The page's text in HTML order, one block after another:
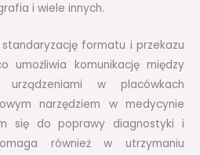
i wiele innych.
formatu i przekazu
umożliwia komunikację między
w placówkach
narzędziem w medycynie
się do poprawy diagnostyki i
również w utrzymaniu